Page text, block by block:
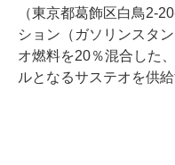
（東京都葛飾区白鳥2-
ション（ガソリンスタ
オ燃料を20％混合した
ルとなるサステオを供給